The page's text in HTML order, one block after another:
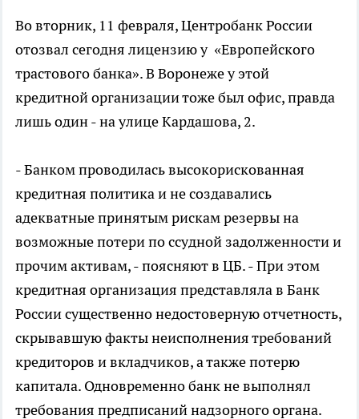
Во вторник, 11 февраля, Центробанк России
отозвал сегодня лицензию у «Европейского
трастового банка». В Воронеже у этой
кредитной организации тоже был офис, правда
лишь один - на улице Кардашова, 2.
- Банком проводилась высокорискованная
кредитная политика и не создавались
адекватные принятым рискам резервы на
возможные потери по ссудной задолженности и
прочим активам, - поясняют в ЦБ. - При этом
кредитная организация представляла в Банк
России существенно недостоверную отчетность,
скрывавшую факты неисполнения требований
кредиторов и вкладчиков, а также потерю
капитала. Одновременно банк не выполнял
требования предписаний надзорного органа.